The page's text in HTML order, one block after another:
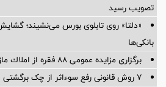
تصویب رسید
«دلتا» روی تابلوی بورس می‌نشیند؛
بانکی‌ها
برگزاری مزایده عمومی ۸۸ فقره از املاك مازاد بانك ملت
۷ روش قانونی رفع سوء‌اثر از چک برگشتی